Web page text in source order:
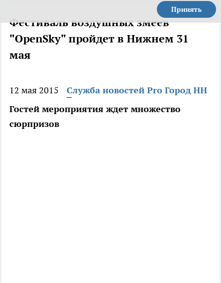
Принять
Фестиваль воздушных змеев
"OpenSky" пройдет в Нижнем 31
мая
12 мая 2015
Служба новостей Pro Город НН
Гостей мероприятия ждет множество
сюрпризов